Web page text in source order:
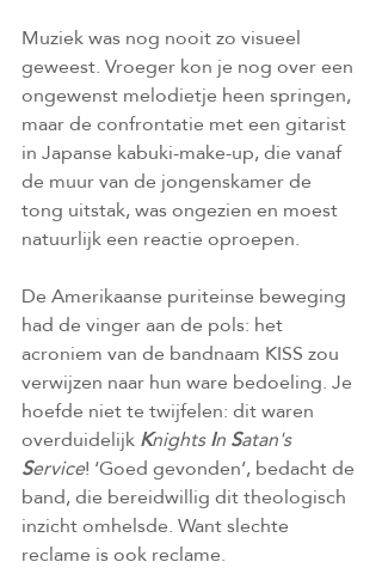
Muziek was nog nooit zo visueel
geweest. Vroeger kon je nog over een
ongewenst melodietje heen springen,
maar de confrontatie met een gitarist
in Japanse kabuki-make-up, die vanaf
de muur van de jongenskamer de
tong uitstak, was ongezien en moest
natuurlijk een reactie oproepen.
De Amerikaanse puriteinse beweging
had de vinger aan de pols: het
acroniem van de bandnaam KISS zou
verwijzen naar hun ware bedoeling. Je
hoefde niet te twijfelen: dit waren
overduidelijk Knights In Satan's
Service! ‘Goed gevonden’, bedacht de
band, die bereidwillig dit theologisch
inzicht omhelsde. Want slechte
reclame is ook reclame.